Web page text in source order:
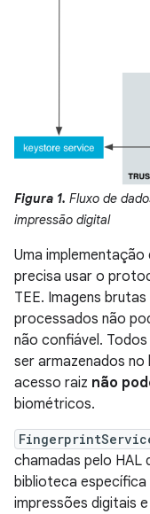
Figura 1. Fluxo de
impressão digital
Uma
precisa usar o
TEE. Imagens
processados não
não confiável.
ser armazenados
acesso raiz não
biométricos.
chamadas pelo HAL
biblioteca
impressões digitais